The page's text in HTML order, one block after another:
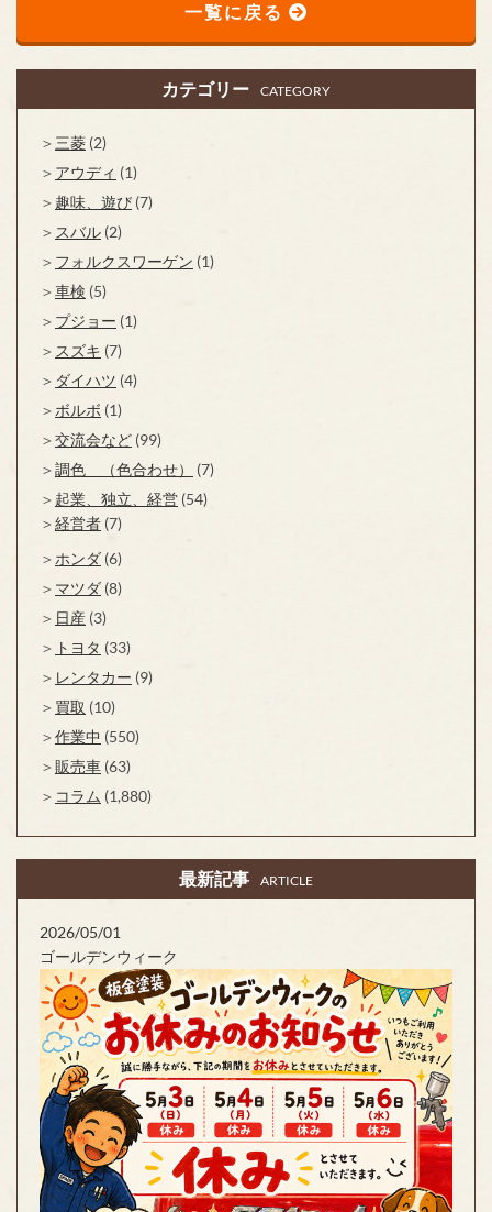
一覧に戻る
カテゴリー CATEGORY
三菱 (2)
アウディ (1)
趣味、遊び (7)
スバル (2)
フォルクスワーゲン (1)
車検 (5)
プジョー (1)
スズキ (7)
ダイハツ (4)
ボルボ (1)
交流会など (99)
調色 （色合わせ）
(7)
起業、独立、経営 (54)
経営者 (7)
ホンダ (6)
マツダ (8)
日産 (3)
トヨタ (33)
レンタカー (9)
買取 (10)
作業中 (550)
販売車 (63)
コラム (1,880)
最新記事 ARTICLE
2026/05/01
ゴールデンウィーク